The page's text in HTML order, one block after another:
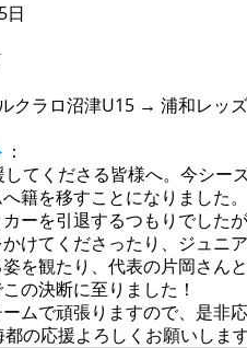
日
クラロ沼津U15 → 浦和レッ
：
してくださる皆様へ。今シ
籍を移すことになりました。
ーを引退するつもりでした
けてくださったり、ジュニ
を観たり、代表の片岡さん
の決断に至りました！
ムで頑張りますので、是非
の応援よろしくお願いしま